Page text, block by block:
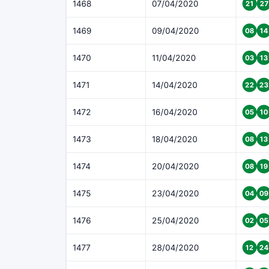
1468 07/04/2020 21 27
1469 09/04/2020 08 14
1470 11/04/2020 03 13
1471 14/04/2020 22 23
1472 16/04/2020 05 10
1473 18/04/2020 08 13
1474 20/04/2020 08 19
1475 23/04/2020 04 09
1476 25/04/2020 02 05
1477 28/04/2020 12 24